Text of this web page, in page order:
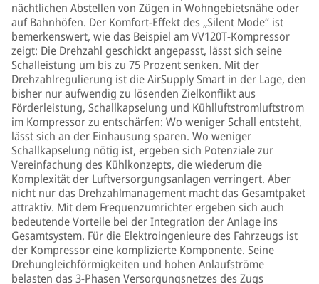
nächtlichen Abstellen von Zügen in Wohngebietsnähe oder
auf Bahnhöfen. Der Komfort-Effekt des „Silent Mode“ ist
bemerkenswert, wie das Beispiel am VV120T-Kompressor
zeigt: Die Drehzahl geschickt angepasst, lässt sich seine
Schalleistung um bis zu 75 Prozent senken. Mit der
Drehzahlregulierung ist die AirSupply Smart in der Lage, den
bisher nur aufwendig zu lösenden Zielkonflikt aus
Förderleistung, Schallkapselung und Kühlluftstromluftstrom
im Kompressor zu entschärfen: Wo weniger Schall entsteht,
lässt sich an der Einhausung sparen. Wo weniger
Schallkapselung nötig ist, ergeben sich Potenziale zur
Vereinfachung des Kühlkonzepts, die wiederum die
Komplexität der Luftversorgungsanlagen verringert. Aber
nicht nur das Drehzahlmanagement macht das Gesamtpaket
attraktiv. Mit dem Frequenzumrichter ergeben sich auch
bedeutende Vorteile bei der Integration der Anlage ins
Gesamtsystem. Für die Elektroingenieure des Fahrzeugs ist
der Kompressor eine komplizierte Komponente. Seine
Drehungleichförmigkeiten und hohen Anlaufströme
belasten das 3-Phasen Versorgungsnetzes des Zugs